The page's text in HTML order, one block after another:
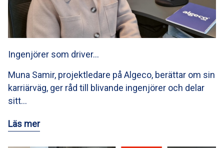
Ingenjörer som driver…
Muna Samir, projektledare på Algeco, berättar om sin
karriärväg, ger råd till blivande ingenjörer och delar
sitt…
Läs mer